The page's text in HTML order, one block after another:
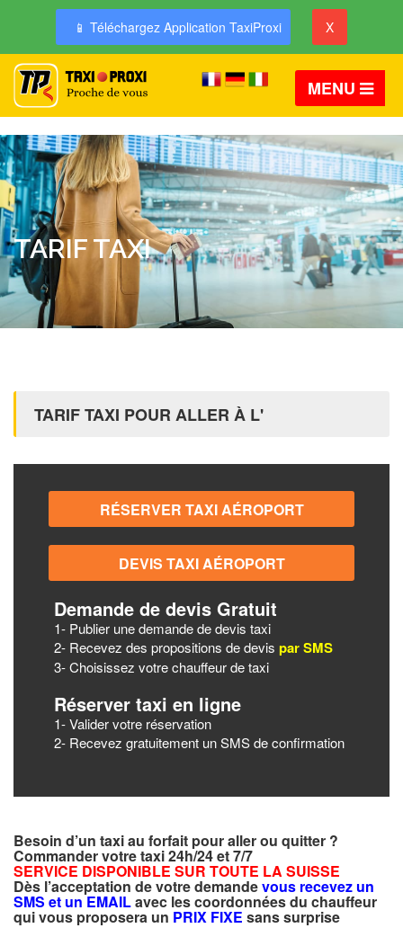
📱 Téléchargez Application TaxiProxi X
MENU
TARIF TAXI
TARIF TAXI POUR ALLER À L'
Demande de devis Gratuit
1- Publier une demande de devis taxi
2- Recevez des propositions de devis par SMS
3- Choisissez votre chauffeur de taxi
Réserver taxi en ligne
1- Valider votre réservation
2- Recevez gratuitement un SMS de confirmation
Besoin d’un taxi au forfait pour aller ou quitter ?
Commander votre taxi 24h/24 et 7/7
SERVICE DISPONIBLE SUR TOUTE LA SUISSE
Dès l’acceptation de votre demandevous recevez un
SMS et un EMAILavec les coordonnées du chauffeur
qui vous proposera un PRIX FIXE sans surprise